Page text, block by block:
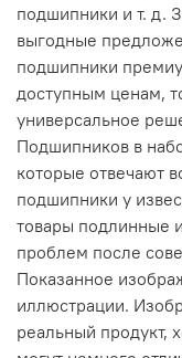
подшипники и т. д.
выгодные
подшипники
доступным ценам,
универсальное
Подшипников в
которые отвечают
подшипники у
товары подлинные
проблем после
Показанное
иллюстрации.
реальный продукт,